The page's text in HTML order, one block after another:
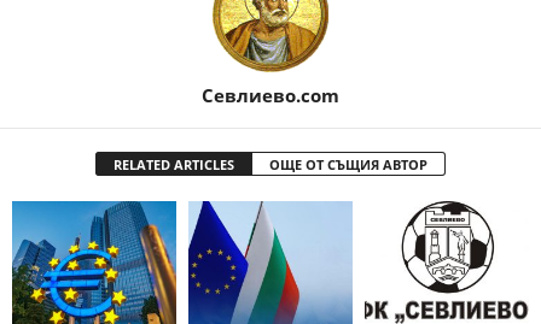
Севлиево.com
RELATED ARTICLES ОЩЕ ОТ СЪЩИЯ АВТОР